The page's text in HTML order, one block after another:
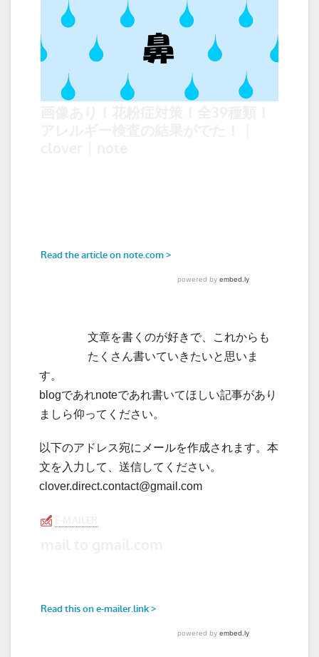
文章を書くのが好きで、これからも
たくさん書いていきたいと思いま
す。
blogであれnoteであれ書いてほしい記事があり
ましら仰ってください。
以下のアドレス宛にメールを作成されます。本
文を入力して、送信してください。
clover.direct.contact@gmail.com